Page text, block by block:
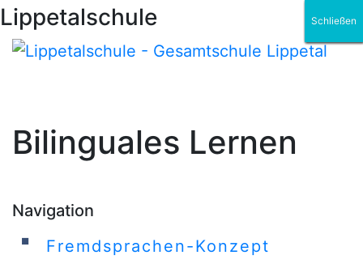
Lippetalschule
Bilinguales Lernen
Navigation
Fremdsprachen-Konzept
Schließen
Schließen
Schließen
Schließen
Schließen
Schließen